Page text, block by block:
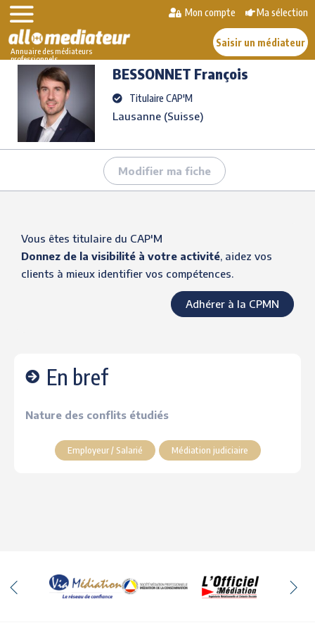
Skip
content
Annuaire des médiateurs
professionnels
Mon compte Ma sélection
Saisir un médiateur
AlloMediateur
François
BESSONNET François
Titulaire CAP'M
Lausanne (Suisse)
Modifier ma fiche
Vous êtes titulaire du CAP'M
Donnez de la visibilité à votre activité, aidez vos
clients à mieux identifier vos compétences.
Adhérer à la CPMN
En bref
Nature des conflits étudiés
Employeur / Salarié Médiation judiciaire